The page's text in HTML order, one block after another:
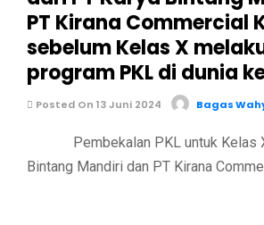
PT Kirana Commercial
sebelum Kelas X
program PKL di dunia
Posted On 13 Juni 2024 Bagas
Pembekalan PKL untuk Kelas X
Bintang Mandiri dan PT Kirana